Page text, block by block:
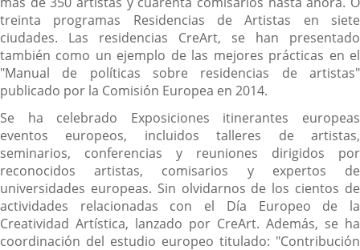
treinta programas Residencias de Artistas en siete
ciudades. Las residencias CreArt, se han presentado
también como un ejemplo de las mejores prácticas en el
"Manual de políticas sobre residencias de artistas"
publicado por la Comisión Europea en 2014.
Se ha celebrado Exposiciones itinerantes europeas
eventos europeos, incluidos talleres de artistas,
seminarios, conferencias y reuniones dirigidos por
reconocidos artistas, comisarios y expertos de
universidades europeas. Sin olvidarnos de los cientos de
actividades relacionadas con el Día Europeo de la
Creatividad Artística, lanzado por CreArt. Además, se ha
coordinación del estudio europeo titulado: "Contribución